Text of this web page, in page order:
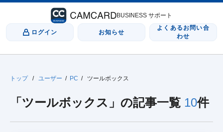
BUSINESS サポート
ログイン お知らせ
よくあるお問い合
わせ
トップ / ユーザー / PC / ツールボックス
「ツールボックス」の記事一覧 10件